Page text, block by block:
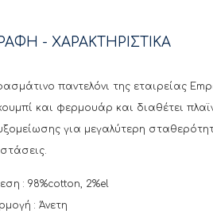
- ΧΑΡΑΚΤΗΡΙΣΤΙΚΑ
παντελόνι της εταιρείας
κουμπί και φερμουάρ και διαθέτει
για μεγαλύτερη
: 98%cotton, 2%el
: Άνετη